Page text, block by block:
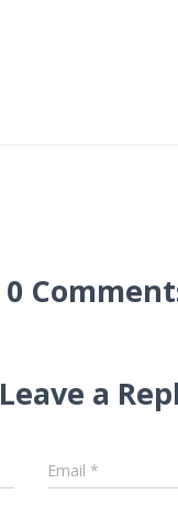
0
Leave a
Email *